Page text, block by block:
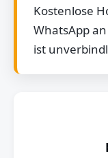
Kostenlose
WhatsApp
ist